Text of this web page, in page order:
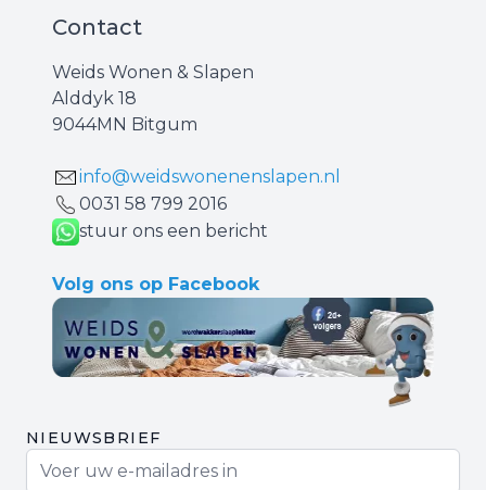
Contact
Weids Wonen & Slapen
Alddyk 18
9044MN Bitgum
info@weidswonenenslapen.nl
0031 ‪58 799 2016‬
stuur ons een bericht
Volg ons op Facebook
NIEUWSBRIEF